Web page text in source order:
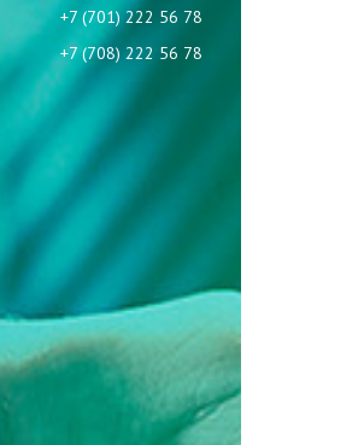
+7 (701) 222 56 78
+7 (708) 222 56 78